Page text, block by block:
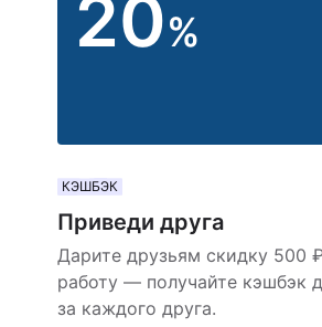
20%
КЭШБЭК
Приведи друга
Дарите друзьям скидку 500
работу — получайте кэшбэк
за каждого друга.